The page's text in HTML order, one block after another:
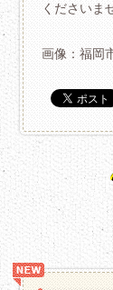
くださいま
画像：福岡